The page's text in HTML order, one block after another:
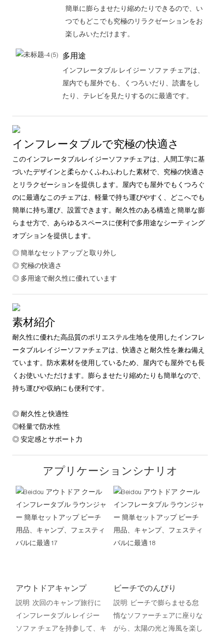
簡単に膨らませたり縮めたりできるので、い
つでもどこでも究極のリラクゼーションをお
楽しみいただけます。
多用途
インフレータブル レイジー ソファ チェアは、
屋内でも屋外でも、くつろいだり、読書をし
たり、テレビを見たりするのに最適です。
インフレータブルで究極の快適さ
このインフレータブルレイジーソファチェアは、人間工学に基
づいたデザインと柔らかくふわふわした素材で、究極の快適さ
とリラクゼーションを提供します。屋内でも屋外でもくつろぐ
のに最適なこのチェアは、軽量で持ち運びやすく、どこへでも
簡単に持ち運び、設置できます。耐久性のある構造と簡単な膨
らませ方で、あらゆるスペースに便利で多用途なシーティング
オプションを提供します。
◎ 簡単なセットアップと取り外し
◎ 究極の快適さ
◎ 多用途で耐久性に優れています
素材紹介
耐久性に優れた高品質のポリエステル生地を使用したインフレ
ータブルレイジーソファチェアは、快適さと耐久性を兼ね備え
ています。防水素材を使用しているため、屋内でも屋外でも長
くお使いいただけます。膨らませたり縮めたりも簡単なので、
持ち運びや収納にも便利です。
◎ 耐久性と快適性
◎軽量で防水性
◎ 安定感とサポート力
アプリケーションシナリオ
アウトドアキャンプ
説明: 次回のキャンプ旅行に
インフレータブル レイジー
ソファ チェアを持参して、キ
ビーチでのんびり
説明: ビーチで膨らませる怠
惰なソファーチェアに座りな
がら、太陽の光と海風を楽し